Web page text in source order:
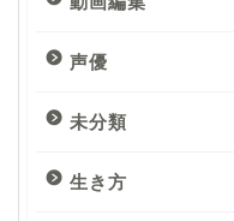
声優
未分類
生き方